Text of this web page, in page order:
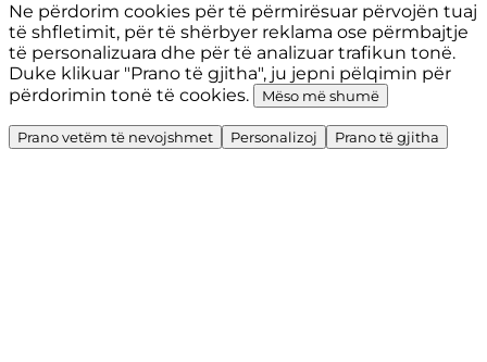
Ne përdorim cookies për të përmirësuar përvojën tuaj
të shfletimit, për të shërbyer reklama ose përmbajtje
të personalizuara dhe për të analizuar trafikun tonë.
Duke klikuar "Prano të gjitha", ju jepni pëlqimin për
përdorimin tonë të cookies.
Mëso më shumë
Prano vetëm të nevojshmet Personalizoj Prano të gjitha